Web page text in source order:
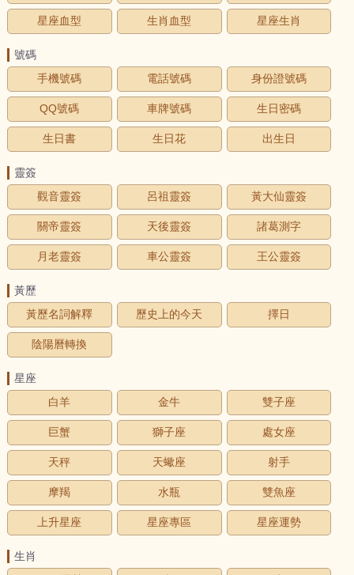
星座血型 生肖血型 星座生肖
號碼
手機號碼
電話號碼 身份證號碼
QQ號碼 車牌號碼 生日密碼
生日書 生日花 出生日
靈簽
觀音靈簽
呂祖靈簽 黃大仙靈簽
關帝靈簽 天後靈簽 諸葛測字
月老靈簽 車公靈簽 王公靈簽
黃歷
黃歷名詞解釋
歷史上的今天 擇日
陰陽曆轉換
星座
白羊
金牛 雙子座
巨蟹 獅子座 處女座
天秤 天蠍座 射手
摩羯 水瓶 雙魚座
上升星座 星座專區 星座運勢
生肖